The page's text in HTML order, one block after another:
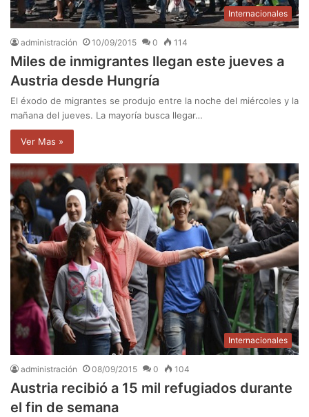
Internacionales
administración 10/09/2015 0 114
Miles de inmigrantes llegan este jueves a
Austria desde Hungría
El éxodo de migrantes se produjo entre la noche del miércoles y la
mañana del jueves. La mayoría busca llegar…
Ver Mas »
Internacionales
administración 08/09/2015 0 104
Austria recibió a 15 mil refugiados durante
el fin de semana